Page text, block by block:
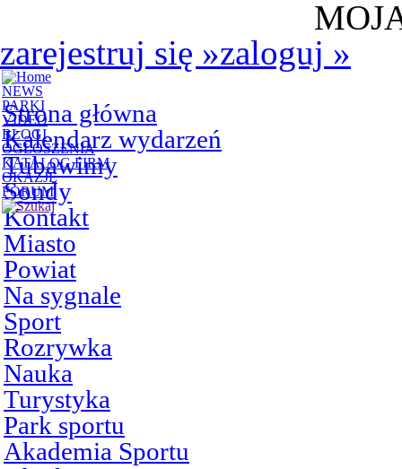
zarejestruj się »zaloguj »
NEWS
PARKI
VIDEO
BLOGI
OGŁOSZENIA
KATALOG FIRM
OKAZJE
FORUM
Strona główna
Kalendarz wydarzeń
Tubawimy
Sondy
Kontakt
Miasto
Powiat
Na sygnale
Sport
Rozrywka
Nauka
Turystyka
Park sportu
Akademia Sportu